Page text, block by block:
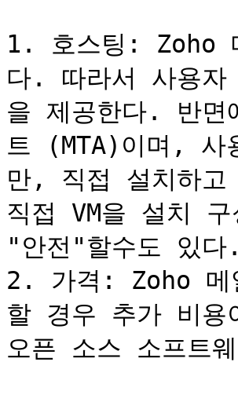
1. 호스팅: Zoho
다. 따라서 사용자
을 제공한다. 반
트 (MTA)이며, 사
만, 직접 설치하
직접 VM을 설치
"안전"할수도 있다.
2. 가격: Zoho 메
할 경우 추가 비
오픈 소스 소프트